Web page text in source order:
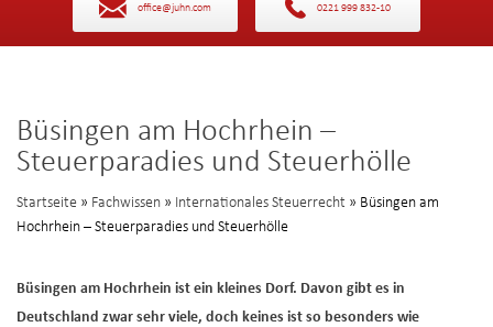
office@juhn.com 0221 999 832-10
Büsingen am Hochrhein –
Steuerparadies und Steuerhölle
Startseite » Fachwissen » Internationales Steuerrecht » Büsingen am
Hochrhein – Steuerparadies und Steuerhölle
Büsingen am Hochrhein ist ein kleines Dorf. Davon gibt es in
Deutschland zwar sehr viele, doch keines ist so besonders wie